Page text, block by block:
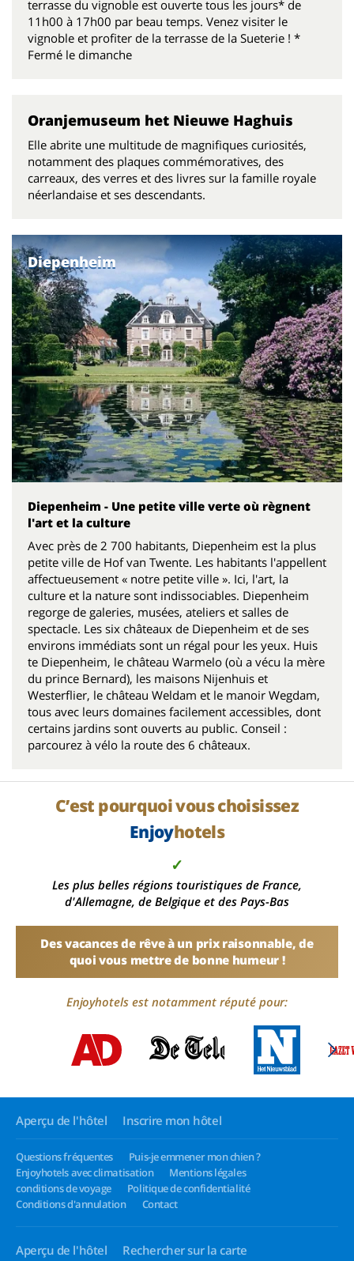
terrasse du vignoble est ouverte tous les jours* de
11h00 à 17h00 par beau temps. Venez visiter le
vignoble et profiter de la terrasse de la Sueterie ! *
Fermé le dimanche
Oranjemuseum het Nieuwe Haghuis
Elle abrite une multitude de magnifiques curiosités,
notamment des plaques commémoratives, des
carreaux, des verres et des livres sur la famille royale
néerlandaise et ses descendants.
Diepenheim
Diepenheim - Une petite ville verte où règnent
l'art et la culture
Avec près de 2 700 habitants, Diepenheim est la plus
petite ville de Hof van Twente. Les habitants l'appellent
affectueusement « notre petite ville ». Ici, l'art, la
culture et la nature sont indissociables. Diepenheim
regorge de galeries, musées, ateliers et salles de
spectacle. Les six châteaux de Diepenheim et de ses
environs immédiats sont un régal pour les yeux. Huis
te Diepenheim, le château Warmelo (où a vécu la mère
du prince Bernard), les maisons Nijenhuis et
Westerflier, le château Weldam et le manoir Wegdam,
tous avec leurs domaines facilement accessibles, dont
certains jardins sont ouverts au public. Conseil :
parcourez à vélo la route des 6 châteaux.
C’est pourquoi vous choisissez
Enjoyhotels
✓
Les plus belles régions touristiques de France,
d'Allemagne, de Belgique et des Pays-Bas
Des vacances de rêve à un prix raisonnable, de
quoi vous mettre de bonne humeur !
Enjoyhotels est notamment réputé pour:
Aperçu de l'hôtel Inscrire mon hôtel
Questions fréquentes
Puis-je emmener mon chien ?
Enjoyhotels avec climatisation
Mentions légales
conditions de voyage
Politique de confidentialité
Conditions d'annulation
Contact
Aperçu de l'hôtel
Rechercher sur la carte